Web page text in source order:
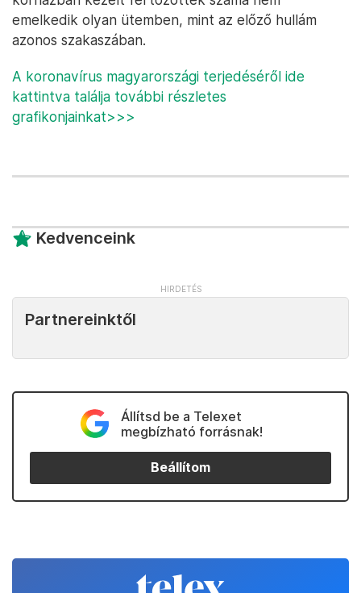
emelkedik olyan ütemben, mint az előző hullám
azonos szakaszában.
A koronavírus magyarországi terjedéséről ide
kattintva találja további részletes
grafikonjainkat>>>
Kedvenceink
Partnereinktől
Állítsd be a Telexet
megbízható forrásnak!
Beállítom